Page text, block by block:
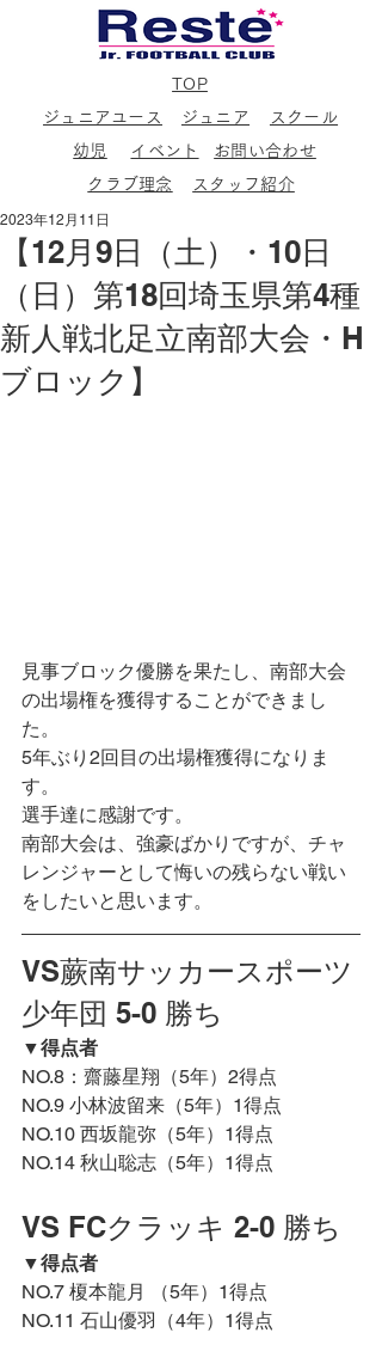
TOP
ジュニアユース
ジュニア
スクール
幼児
イベント
お問い合わせ
クラブ理念
スタッフ紹介
【12月9日（土）・10日
（日）第18回埼玉県第4種
新人戦北足立南部大会・H
ブロック】
2023年12月11日
見事ブロック優勝を果たし、南部大会
の出場権を獲得することができまし
た。
5年ぶり2回目の出場権獲得になりま
す。
選手達に感謝です。
南部大会は、強豪ばかりですが、チャ
レンジャーとして悔いの残らない戦い
をしたいと思います。
VS蕨南サッカースポーツ
少年団 5-0 勝ち
▼得点者
NO.8：齋藤星翔 （5年）2得点
NO.9 小林波留来 （5年）1得点
NO.10 西坂龍弥 （5年）1得点
NO.14 秋山聡志 （5年）1得点
VS FCクラッキ 2-0 勝ち
▼得点者
NO.7 榎本龍月
（5年）1得点
NO.11 石山優羽
（4年）1得点